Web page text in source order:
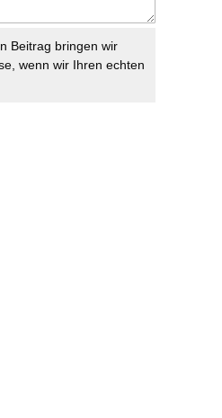
Beitrag bringen wir
wenn wir Ihren echten